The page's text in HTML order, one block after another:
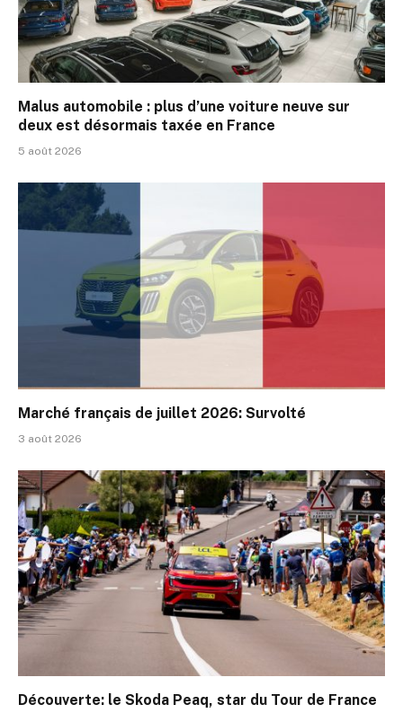
Malus automobile : plus d’une voiture neuve sur
deux est désormais taxée en France
5 août 2026
Marché français de juillet 2026: Survolté
3 août 2026
Découverte: le Skoda Peaq, star du Tour de France